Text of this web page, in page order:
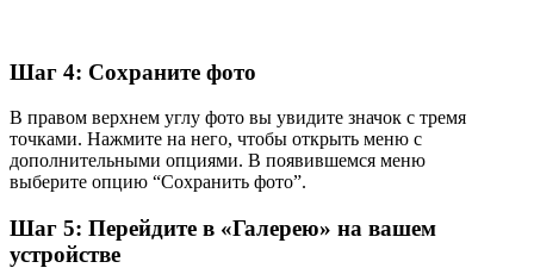
Шаг 4: Сохраните фото
В правом верхнем углу фото вы увидите значок с тремя
точками. Нажмите на него, чтобы открыть меню с
дополнительными опциями. В появившемся меню
выберите опцию “Сохранить фото”.
Шаг 5: Перейдите в «Галерею» на вашем
устройстве